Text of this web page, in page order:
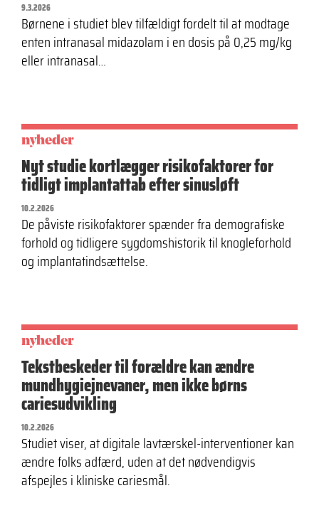
9.3.2026
Børnene i studiet blev tilfældigt fordelt til at modtage
enten intranasal midazolam i en dosis på 0,25 mg/kg
eller intranasal…
nyheder
Nyt studie kortlægger risikofaktorer for
tidligt implantattab efter sinusløft
10.2.2026
De påviste risikofaktorer spænder fra demografiske
forhold og tidligere sygdomshistorik til knogleforhold
og implantatindsættelse.
nyheder
Tekstbeskeder til forældre kan ændre
mundhygiejnevaner, men ikke børns
cariesudvikling
10.2.2026
Studiet viser, at digitale lavtærskel-interventioner kan
ændre folks adfærd, uden at det nødvendigvis
afspejles i kliniske cariesmål.